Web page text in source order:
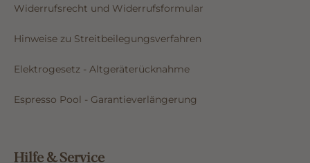
Widerrufsrecht und Widerrufsformular
Hinweise zu Streitbeilegungsverfahren
Elektrogesetz - Altgeräterücknahme
Espresso Pool - Garantieverlängerung
Hilfe & Service